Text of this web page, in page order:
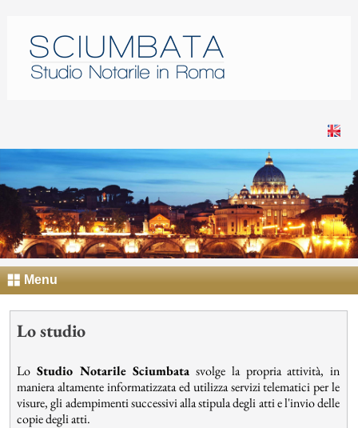
Menu
Lo studio
Lo Studio Notarile Sciumbata svolge la propria attività, in
maniera altamente informatizzata ed utilizza servizi telematici per le
visure, gli adempimenti successivi alla stipula degli atti e l'invio delle
copie degli atti.